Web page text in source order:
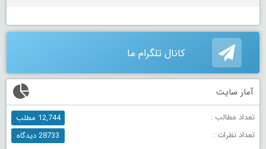
کانال تلگرام ما
آمار سایت
تعداد مطالب :
12,744 مطلب
تعداد نظرات :
28733 دیدگاه